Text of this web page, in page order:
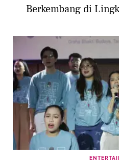
Berkembang di